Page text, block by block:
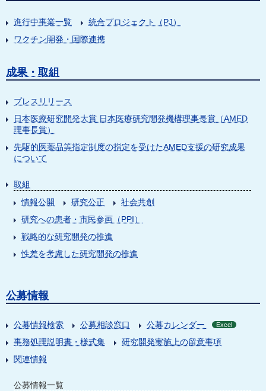
進行中事業一覧
統合プロジェクト（PJ）
ワクチン開発・国際連携
成果・取組
プレスリリース
日本医療研究開発大賞 日本医療研究開発機構理事長賞（AMED
理事長賞）
先駆的医薬品等指定制度の指定を受けたAMED支援の研究成果
について
取組
情報公開
研究公正
社会共創
研究への患者・市民参画（PPI）
戦略的な研究開発の推進
性差を考慮した研究開発の推進
公募情報
公募情報検索 公募相談窓口 公募カレンダー Excel
事務処理説明書・様式集
研究開発実施上の留意事項
関連情報
公募情報一覧